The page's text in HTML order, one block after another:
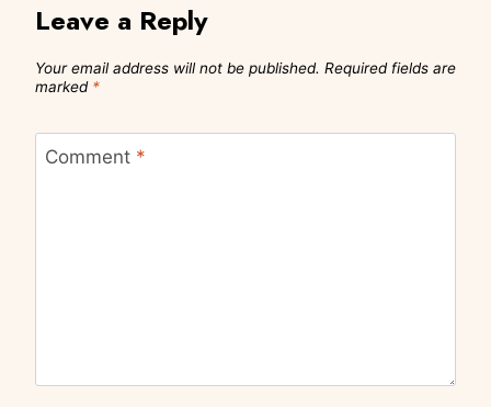
Leave a Reply
Your email address will not be published. Required fields are
marked *
Comment *